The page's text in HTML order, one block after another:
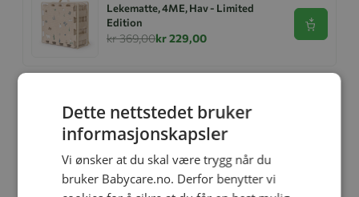
Lekematte, 4ME, Hav - Limited
Edition
kr 369,00kr 229,00
Se
Ullbody, Helledussen, Deep Oak
kr 279,00kr 167,40
Dette nettstedet bruker
informasjonskapsler
Vi ønsker at du skal være trygg når du
bruker Babycare.no. Derfor benytter vi